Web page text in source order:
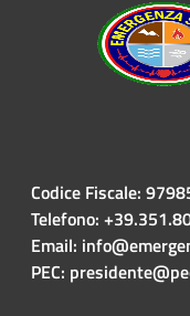
Codice Fiscale:
Telefono:
Email:
PEC: